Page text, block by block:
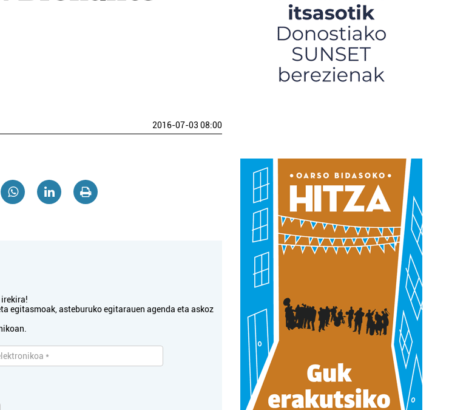
2016-07-03 08:00
egitasmoak, asteburuko egitarauen agenda eta askoz